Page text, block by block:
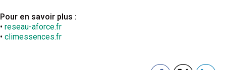
Pour en savoir plus :
• reseau-aforce.fr
• climessences.fr